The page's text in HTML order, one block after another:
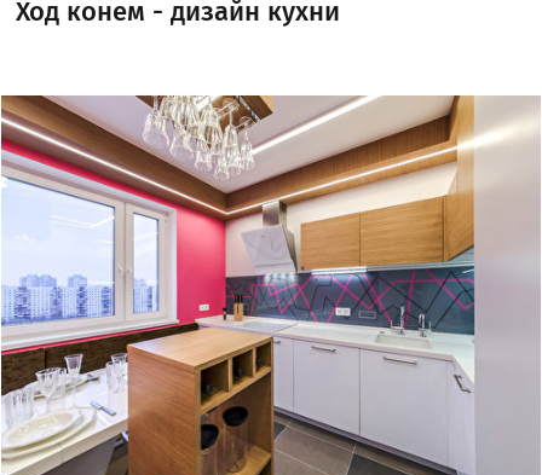
Ход конем - дизайн кухни